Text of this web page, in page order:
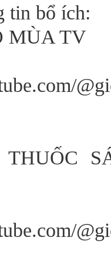
tin bổ ích:
MÙA TV